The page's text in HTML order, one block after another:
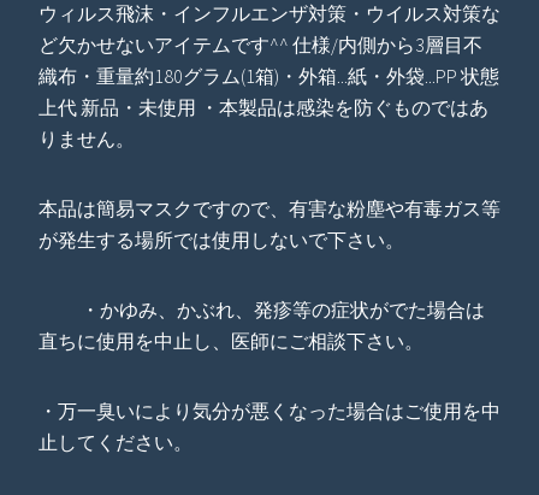
ウィルス飛沫・インフルエンザ対策・ウイルス対策な
ど欠かせないアイテムです^^ 仕様/内側から3層目不
織布・重量約180グラム(1箱)・外箱...紙・外袋...PP 状態
上代 新品・未使用 ・本製品は感染を防ぐものではあ
りません。
本品は簡易マスクですので、有害な粉塵や有毒ガス等
が発生する場所では使用しないで下さい。
・かゆみ、かぶれ、発疹等の症状がでた場合は
直ちに使用を中止し、医師にご相談下さい。
・万一臭いにより気分が悪くなった場合はご使用を中
止してください。